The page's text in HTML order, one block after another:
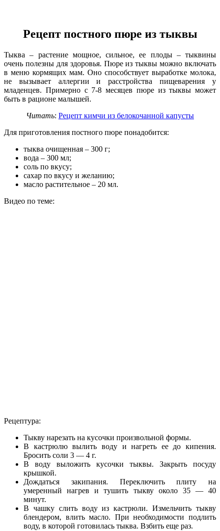
Рецепт постного пюре из тыквы
Тыква – растение мощное, сильное, ее плоды – тыквины
очень полезны для здоровья. Пюре из тыквы можно включать
в меню кормящих мам. Оно способствует выработке молока,
не вызывает аллергии и расстройства пищеварения у
младенцев. Примерно с 7-8 месяцев пюре из тыквы может
быть в рационе малышей.
Читать: Рецепт кимчи из белокочанной капусты
Для приготовления постного пюре понадобится:
тыква очищенная – 300 г;
вода – 300 мл;
соль по вкусу;
сахар по вкусу и желанию;
масло растительное – 20 мл.
Видео по теме:
Рецептура:
Тыкву нарезать на кусочки произвольной формы.
В кастрюлю вылить воду и нагреть ее до кипения.
Бросить соли 3 — 4 г.
В воду выложить кусочки тыквы. Закрыть посуду
крышкой.
Дождаться закипания. Переключить плиту на
умеренный нагрев и тушить тыкву около 35 — 40
минут.
В чашку слить воду из кастрюли. Измельчить тыкву
блендером, влить масло. При необходимости подлить
воду, в которой готовилась тыква. Взбить еще раз.